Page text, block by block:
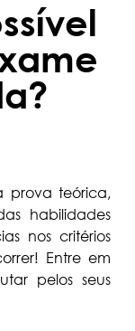
prova teórica,
habilidades
nos critérios
Entre em
pelos seus